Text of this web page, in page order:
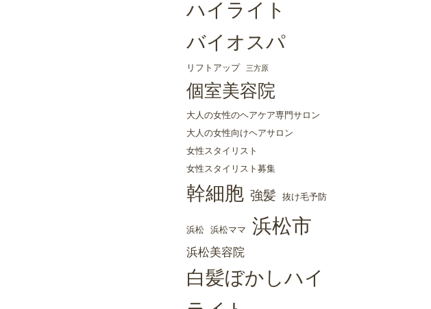
ハイライト
バイオスパ
リフトアップ 三方原
個室美容院
大人の女性のヘアケア専門サロン
大人の女性向けヘアサロン
女性スタイリスト
女性スタイリスト募集
幹細胞 強髪 抜け毛予防
浜松 浜松ママ 浜松市
浜松美容院
白髪ぼかしハイ